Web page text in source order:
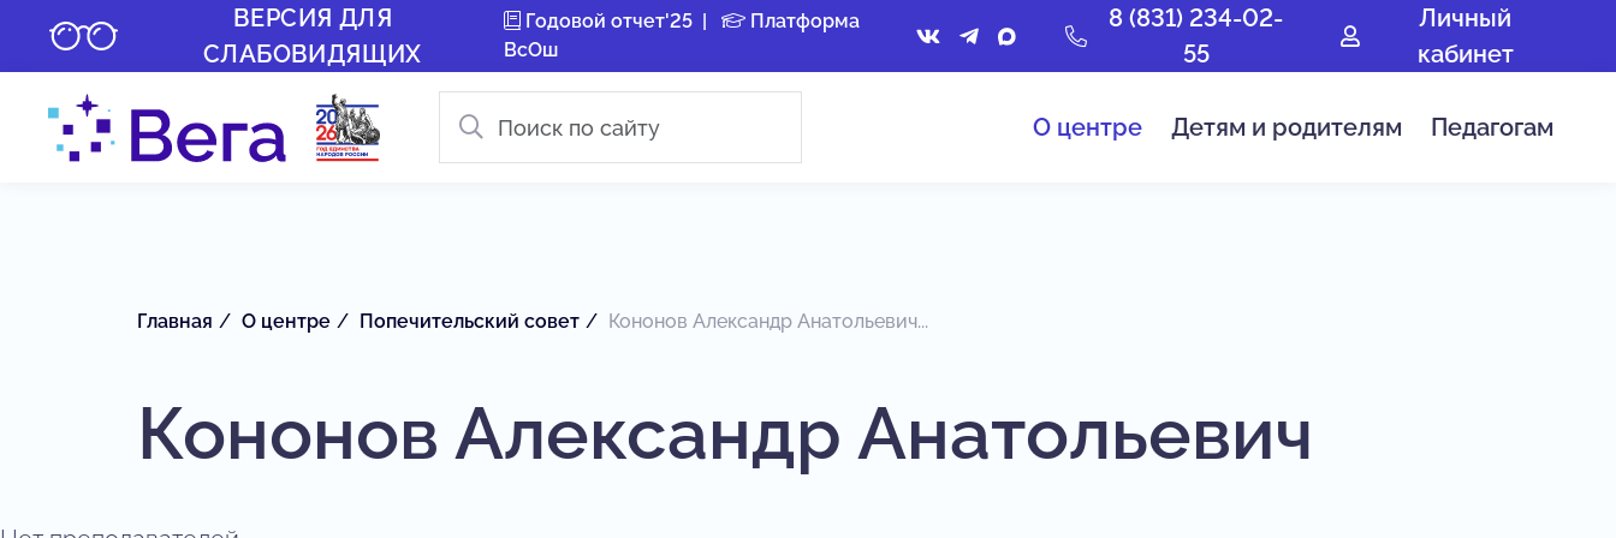
ВЕРСИЯ ДЛЯ
СЛАБОВИДЯЩИХ
Годовой отчет'25|
Платформа
ВсОш
8 (831) 234-02-
55
Личный
кабинет
О центре Детям и родителям Педагогам
Главная О центре Попечительский совет Кононов Александр Анатольевич...
Кононов Александр Анатольевич